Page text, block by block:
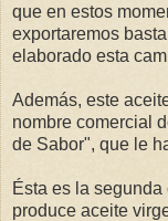
que en estos
exportaremos
elaborado esta
Además, este
nombre comercial
de Sabor", que le
Ésta es la
produce aceite